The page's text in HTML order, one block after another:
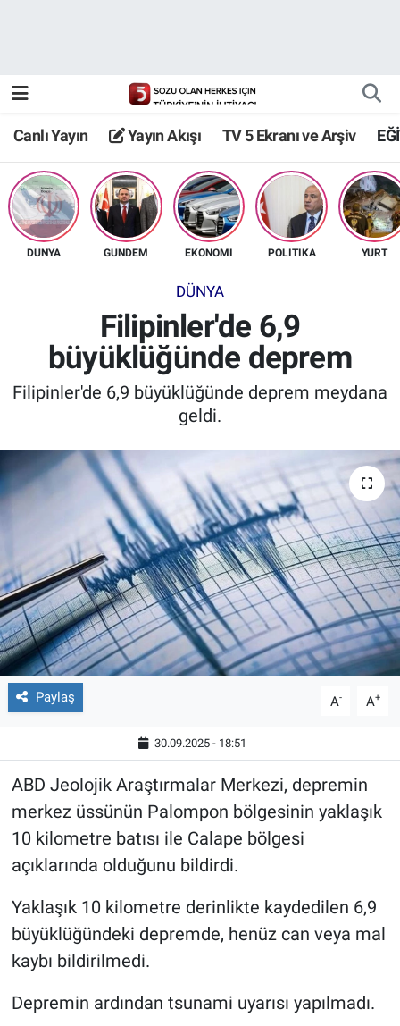
Canlı Yayın Yayın Akışı TV 5 Ekranı ve Arşiv
DÜNYA GÜNDEM EKONOMİ POLİTİKA YURT
DÜNYA
Filipinler'de 6,9
büyüklüğünde deprem
Filipinler'de 6,9 büyüklüğünde deprem meydana
geldi.
Paylaş A- A+
30.09.2025 - 18:51
ABD Jeolojik Araştırmalar Merkezi, depremin
merkez üssünün Palompon bölgesinin yaklaşık
10 kilometre batısı ile Calape bölgesi
açıklarında olduğunu bildirdi.
Yaklaşık 10 kilometre derinlikte kaydedilen 6,9
büyüklüğündeki depremde, henüz can veya mal
kaybı bildirilmedi.
Depremin ardından tsunami uyarısı yapılmadı.
TV 5 Ekranı ve Arşiv